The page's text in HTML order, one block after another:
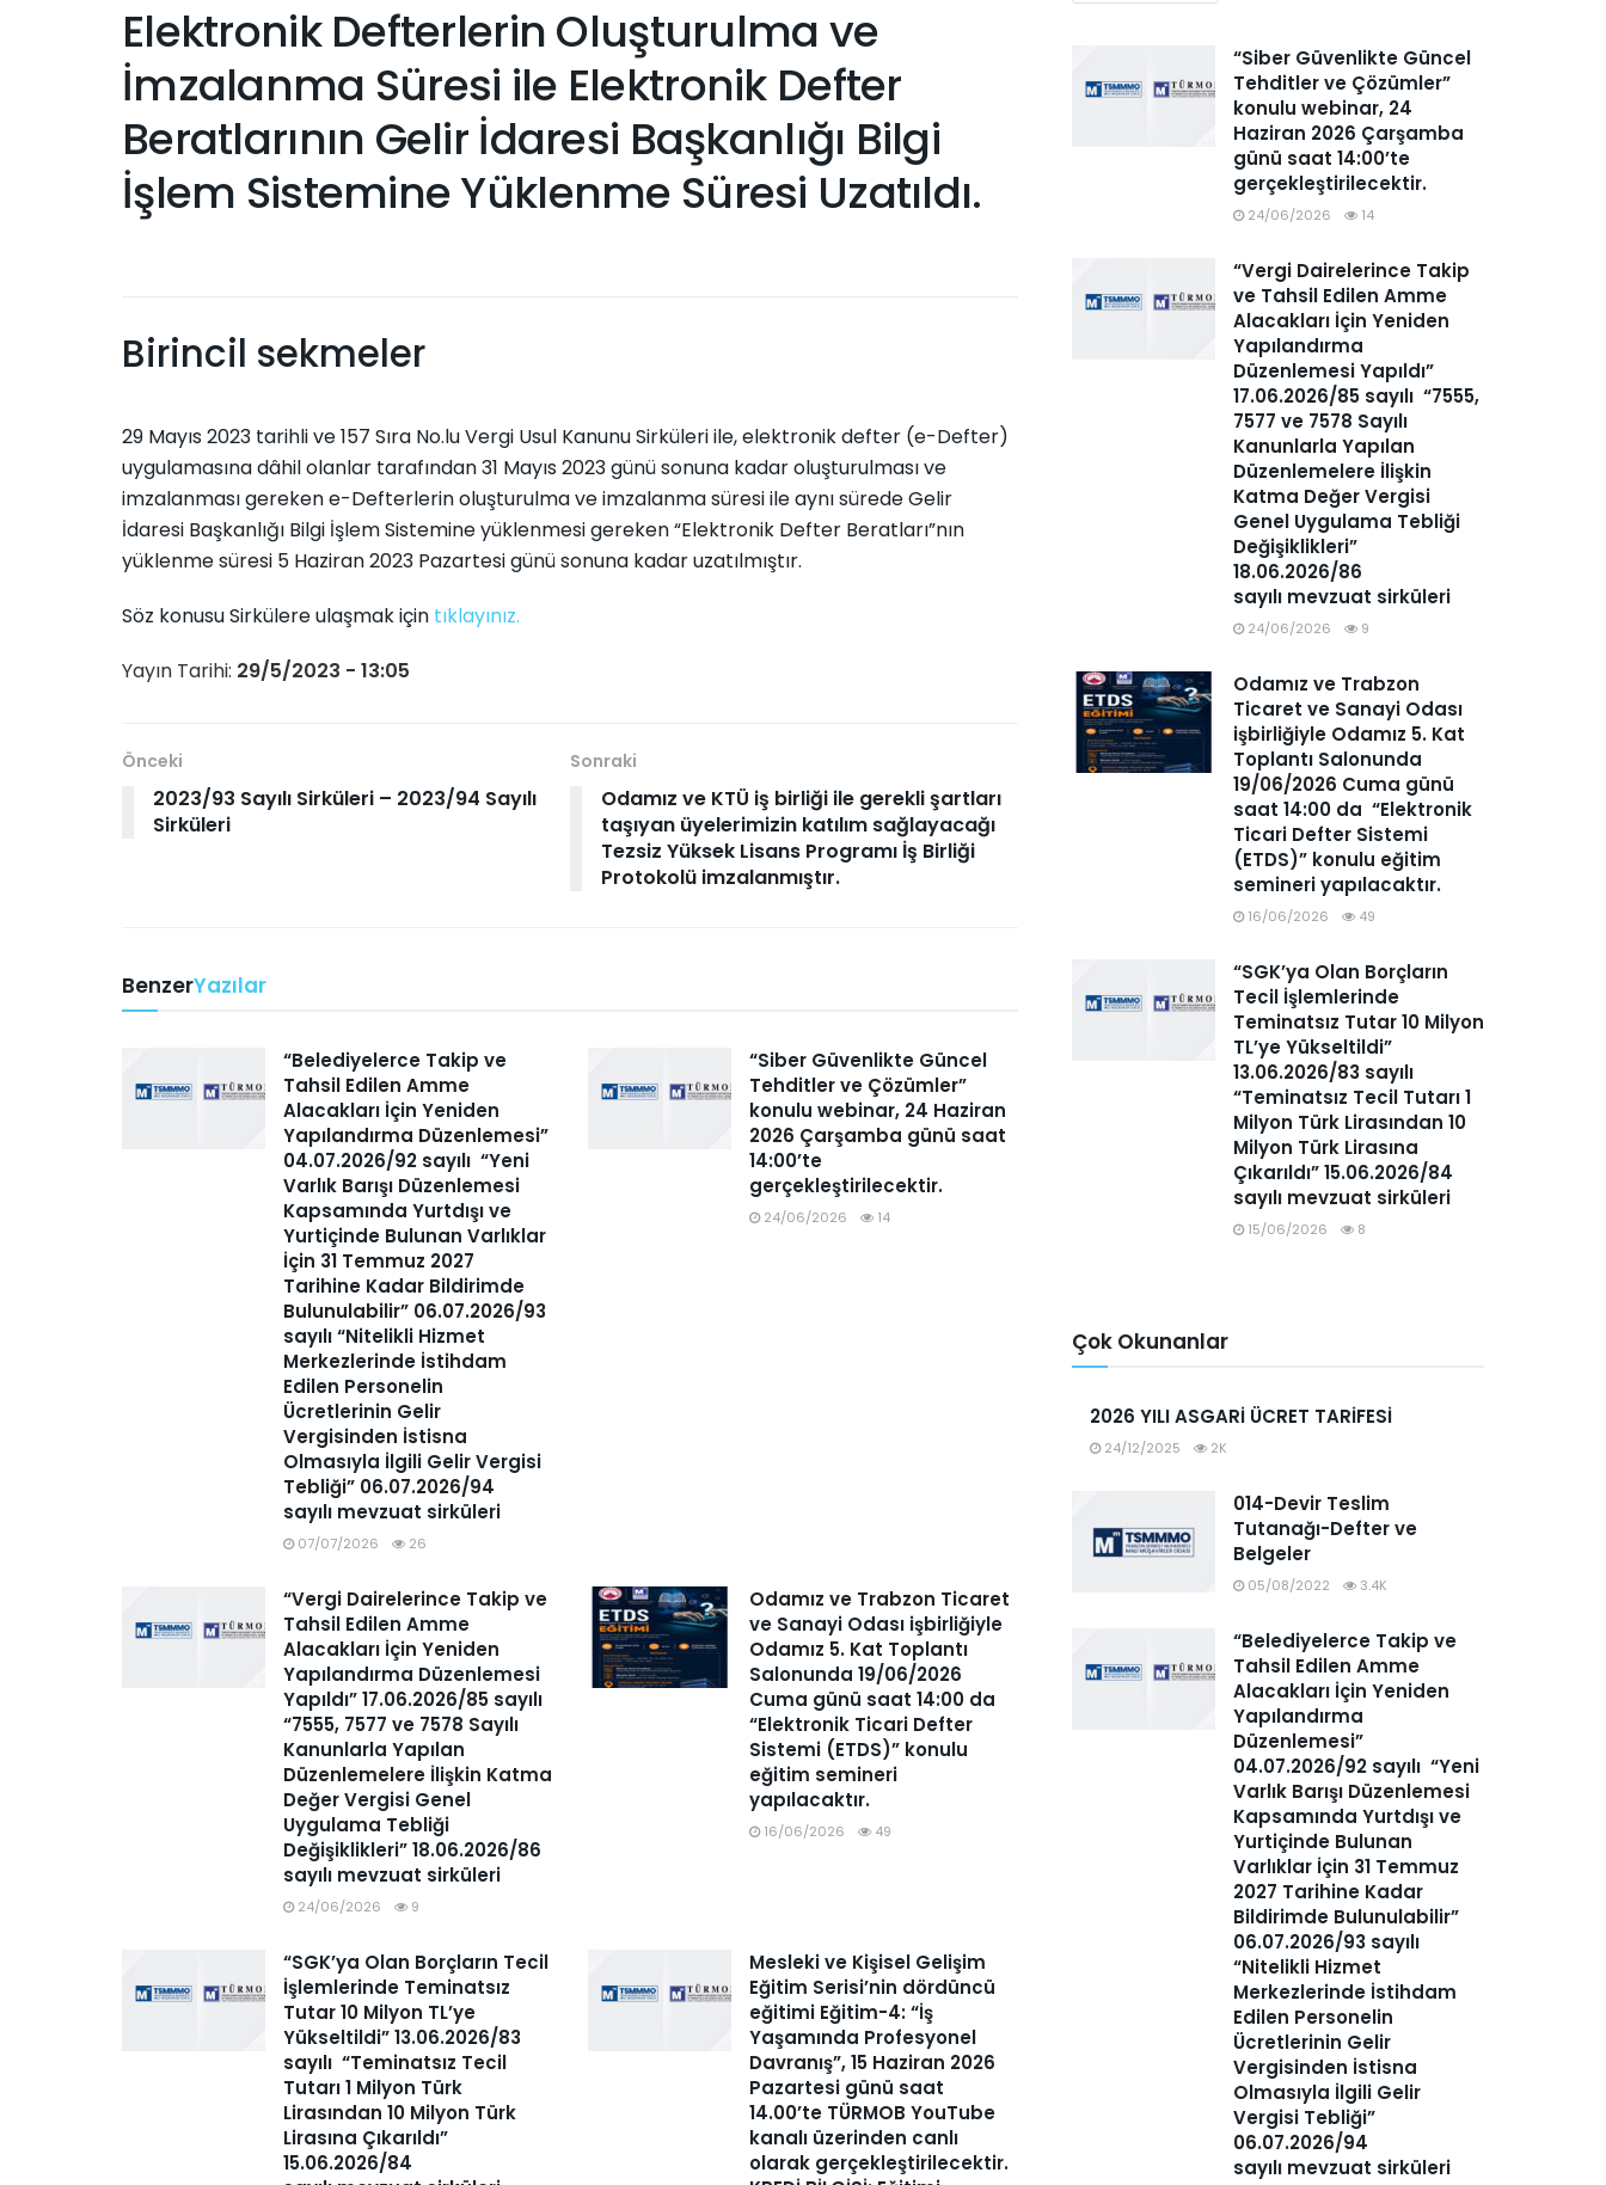
Elektronik Defterlerin Oluşturulma ve
İmzalanma Süresi ile Elektronik Defter
Beratlarının Gelir İdaresi Başkanlığı Bilgi
İşlem Sistemine Yüklenme Süresi Uzatıldı.
Birincil sekmeler
29 Mayıs 2023 tarihli ve 157 Sıra No.lu Vergi Usul Kanunu Sirküleri ile, elektronik defter (e-Defter)
uygulamasına dâhil olanlar tarafından 31 Mayıs 2023 günü sonuna kadar oluşturulması ve
imzalanması gereken e-Defterlerin oluşturulma ve imzalanma süresi ile aynı sürede Gelir
İdaresi Başkanlığı Bilgi İşlem Sistemine yüklenmesi gereken “Elektronik Defter Beratları”nın
yüklenme süresi 5 Haziran 2023 Pazartesi günü sonuna kadar uzatılmıştır.
Söz konusu Sirkülere ulaşmak için tıklayınız.
Yayın Tarihi: 29/5/2023 - 13:05
Önceki
2023/93 Sayılı Sirküleri – 2023/94 Sayılı
Sirküleri
Sonraki
Odamız ve KTÜ iş birliği ile gerekli şartları
taşıyan üyelerimizin katılım sağlayacağı
Tezsiz Yüksek Lisans Programı İş Birliği
Protokolü imzalanmıştır.
BenzerYazılar
“Belediyelerce Takip ve
Tahsil Edilen Amme
Alacakları İçin Yeniden
Yapılandırma Düzenlemesi”
04.07.2026/92 sayılı “Yeni
Varlık Barışı Düzenlemesi
Kapsamında Yurtdışı ve
Yurtiçinde Bulunan Varlıklar
İçin 31 Temmuz 2027
Tarihine Kadar Bildirimde
Bulunulabilir” 06.07.2026/93
sayılı “Nitelikli Hizmet
Merkezlerinde İstihdam
Edilen Personelin
Ücretlerinin Gelir
Vergisinden İstisna
Olmasıyla İlgili Gelir Vergisi
Tebliği” 06.07.2026/94
sayılı mevzuat sirküleri
07/07/2026 26
“Siber Güvenlikte Güncel
Tehditler ve Çözümler”
konulu webinar, 24 Haziran
2026 Çarşamba günü saat
14:00’te
gerçekleştirilecektir.
24/06/2026 14
“Vergi Dairelerince Takip ve
Tahsil Edilen Amme
Alacakları İçin Yeniden
Yapılandırma Düzenlemesi
Yapıldı” 17.06.2026/85 sayılı
“7555, 7577 ve 7578 Sayılı
Kanunlarla Yapılan
Düzenlemelere İlişkin Katma
Değer Vergisi Genel
Uygulama Tebliği
Değişiklikleri” 18.06.2026/86
sayılı mevzuat sirküleri
24/06/2026 9
Odamız ve Trabzon Ticaret
ve Sanayi Odası işbirliğiyle
Odamız 5. Kat Toplantı
Salonunda 19/06/2026
Cuma günü saat 14:00 da
“Elektronik Ticari Defter
Sistemi (ETDS)” konulu
eğitim semineri
yapılacaktır.
16/06/2026 49
“SGK’ya Olan Borçların Tecil
İşlemlerinde Teminatsız
Tutar 10 Milyon TL’ye
Yükseltildi” 13.06.2026/83
sayılı “Teminatsız Tecil
Tutarı 1 Milyon Türk
Lirasından 10 Milyon Türk
Lirasına Çıkarıldı”
15.06.2026/84
Mesleki ve Kişisel Gelişim
Eğitim Serisi’nin dördüncü
eğitimi Eğitim-4: “İş
Yaşamında Profesyonel
Davranış”, 15 Haziran 2026
Pazartesi günü saat
14.00’te TÜRMOB YouTube
kanalı üzerinden canlı
olarak gerçekleştirilecektir.
“Siber Güvenlikte Güncel
Tehditler ve Çözümler”
konulu webinar, 24
Haziran 2026 Çarşamba
günü saat 14:00’te
gerçekleştirilecektir.
24/06/2026 14
“Vergi Dairelerince Takip
ve Tahsil Edilen Amme
Alacakları İçin Yeniden
Yapılandırma
Düzenlemesi Yapıldı”
17.06.2026/85 sayılı “7555,
7577 ve 7578 Sayılı
Kanunlarla Yapılan
Düzenlemelere İlişkin
Katma Değer Vergisi
Genel Uygulama Tebliği
Değişiklikleri”
18.06.2026/86
sayılı mevzuat sirküleri
24/06/2026 9
Odamız ve Trabzon
Ticaret ve Sanayi Odası
işbirliğiyle Odamız 5. Kat
Toplantı Salonunda
19/06/2026 Cuma günü
saat 14:00 da “Elektronik
Ticari Defter Sistemi
(ETDS)” konulu eğitim
semineri yapılacaktır.
16/06/2026 49
“SGK’ya Olan Borçların
Tecil İşlemlerinde
Teminatsız Tutar 10 Milyon
TL’ye Yükseltildi”
13.06.2026/83 sayılı
“Teminatsız Tecil Tutarı 1
Milyon Türk Lirasından 10
Milyon Türk Lirasına
Çıkarıldı” 15.06.2026/84
sayılı mevzuat sirküleri
15/06/2026 8
Çok Okunanlar
2026 YILI ASGARİ ÜCRET TARİFESİ
24/12/2025 2K
014-Devir Teslim
Tutanağı-Defter ve
Belgeler
05/08/2022 3.4K
“Belediyelerce Takip ve
Tahsil Edilen Amme
Alacakları İçin Yeniden
Yapılandırma
Düzenlemesi”
04.07.2026/92 sayılı “Yeni
Varlık Barışı Düzenlemesi
Kapsamında Yurtdışı ve
Yurtiçinde Bulunan
Varlıklar İçin 31 Temmuz
2027 Tarihine Kadar
Bildirimde Bulunulabilir”
06.07.2026/93 sayılı
“Nitelikli Hizmet
Merkezlerinde İstihdam
Edilen Personelin
Ücretlerinin Gelir
Vergisinden İstisna
Olmasıyla İlgili Gelir
Vergisi Tebliği”
06.07.2026/94
sayılı mevzuat sirküleri